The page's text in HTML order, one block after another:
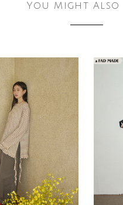
You Might Also